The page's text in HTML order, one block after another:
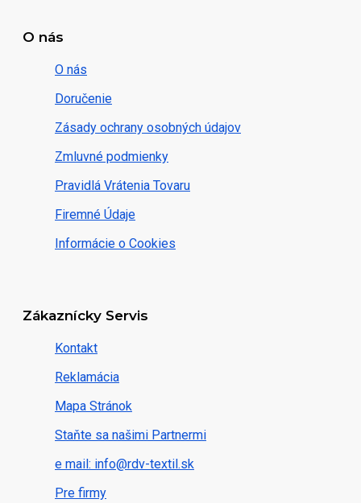
O nás
O nás
Doručenie
Zásady ochrany osobných údajov
Zmluvné podmienky
Pravidlá Vrátenia Tovaru
Firemné Údaje
Informácie o Cookies
Zákaznícky Servis
Kontakt
Reklamácia
Mapa Stránok
Staňte sa našimi Partnermi
e mail: info@rdv-textil.sk
Pre firmy